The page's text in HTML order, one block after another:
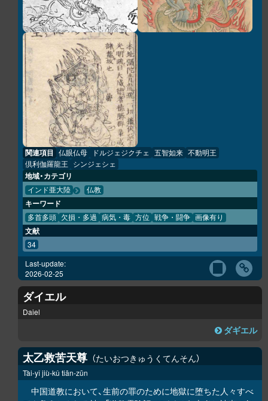
関連項目 仏眼仏母 ドルジェジクチェ 五智如来 不動明王
倶利伽羅龍王 シンジェシェ
地域・カテゴリ
インド亜大陸 仏教
キーワード
多首多頭 欠損・多過 病気・毒 方位 戦争・闘争 画像有り
文献
34
Last-update:
2026-02-25
ダイエル
Daiel
ダギエル
太乙救苦天尊 たいおつきゅうくてんそん
Tài-yǐ jiù-kǔ tiān-zūn
中国道教において、生前の罪のために地獄に堕ちた人々すべ